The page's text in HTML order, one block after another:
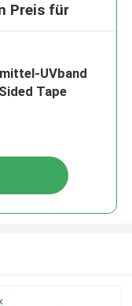
Preis für
UVband
Tape